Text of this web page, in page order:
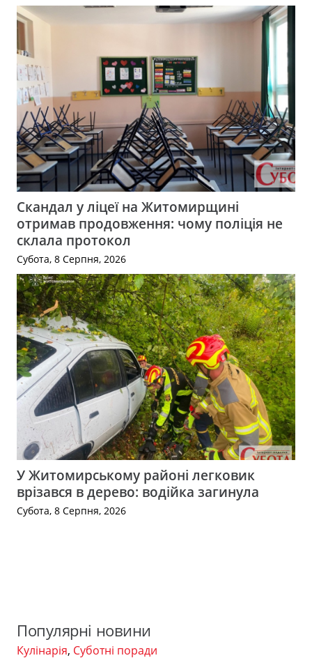
Скандал у ліцеї на Житомирщині
отримав продовження: чому поліція не
склала протокол
Субота, 8 Серпня, 2026
У Житомирському районі легковик
врізався в дерево: водійка загинула
Субота, 8 Серпня, 2026
Популярні новини
Кулінарія, Суботні поради